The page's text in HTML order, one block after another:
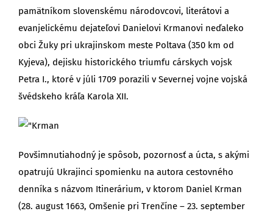
pamätníkom slovenskému národovcovi, literátovi a
evanjelickému dejateľovi Danielovi Krmanovi neďaleko
obci Žuky pri ukrajinskom meste Poltava (350 km od
Kyjeva), dejisku historického triumfu cárskych vojsk
Petra I., ktoré v júli 1709 porazili v Severnej vojne vojská
švédskeho kráľa Karola XII.
Povšimnutiahodný je spôsob, pozornosť a úcta, s akými
opatrujú Ukrajinci spomienku na autora cestovného
denníka s názvom Itinerárium, v ktorom Daniel Krman
(28. august 1663, Omšenie pri Trenčíne – 23. september